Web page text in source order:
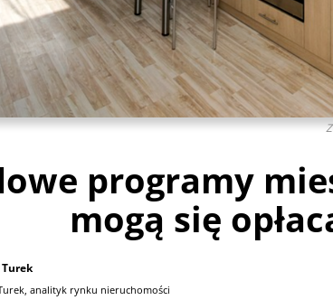
programy
mogą się
analityk rynku nieruchomości